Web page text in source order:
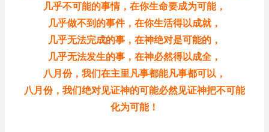
几乎不可能的事情，在你生命要成为可能，
几乎做不到的事件，在你生活得以成就，
几乎无法完成的事，在神绝对是可能的，
几乎无法发生的事，在神必然得以成全，
八月份，我们在主里凡事都能凡事都可以，
八月份，我们绝对见证神的可能必然见证神把不可能
化为可能！